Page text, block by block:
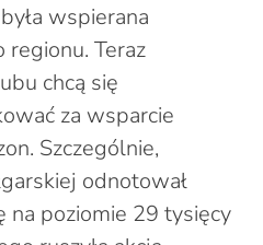
wspierana
regionu. Teraz
chcą się
za wsparcie
Szczególnie,
odnotował
poziomie 29 tysięcy